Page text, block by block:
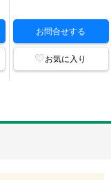
お問合せする
お気に入り